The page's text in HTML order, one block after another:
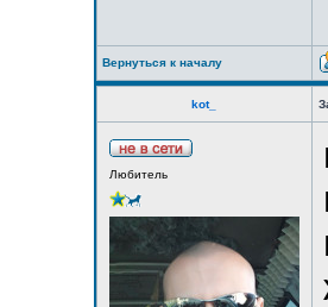
Вернуться к началу
kot_
Любитель